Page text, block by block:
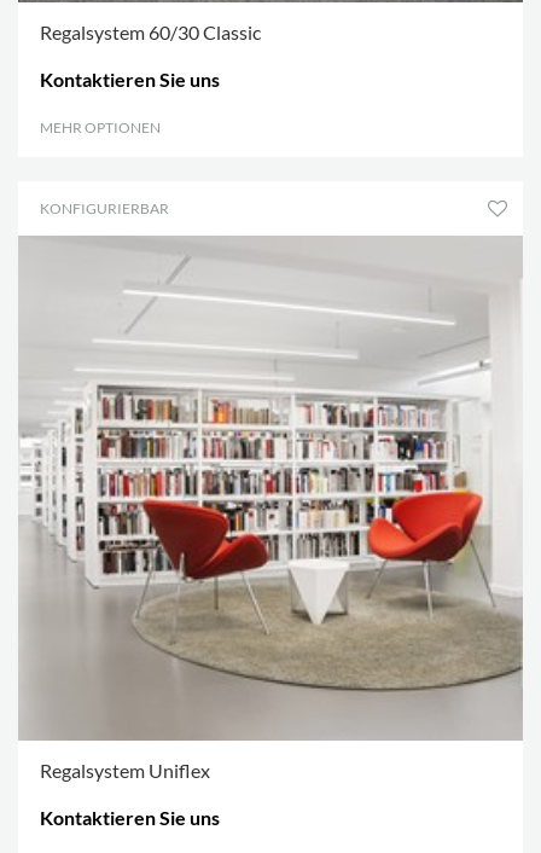
Regalsystem 60/30 Classic
Kontaktieren Sie uns
MEHR OPTIONEN
KONFIGURIERBAR
Regalsystem Uniflex
Kontaktieren Sie uns